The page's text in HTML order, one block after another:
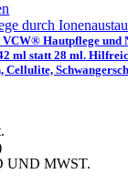
durch
Hautpflege und
ml statt 28 ml.
Cellulite,
UND MWST.